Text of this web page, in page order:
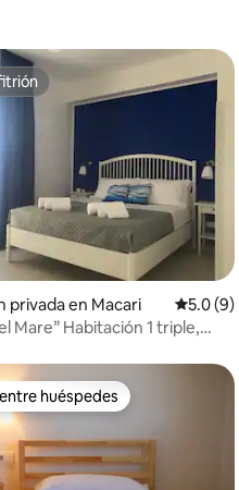
5.0 de 5, 5 reseñas
privada en Macari
5.0 (9)
Mare” Habitación 1 triple,
huéspedes
huéspedes